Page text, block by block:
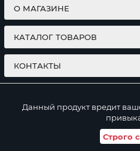
О МАГАЗИНЕ
КАТАЛОГ ТОВАРОВ
КОНТАКТЫ
Данный продукт вредит
Строго с